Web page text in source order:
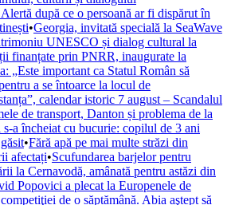
după ce o persoană ar fi dispărut în
•Georgia, invitată specială la SeaWave
UNESCO și dialog cultural la
finanțate prin PNRR, inaugurate la
„Este important ca Statul Român să
a se întoarce la locul de
calendar istoric 7 august – Scandalul
de transport, Danton și problema de la
s-a încheiat cu bucurie: copilul de 3 ani
•Fără apă pe mai multe străzi din
afectați•Scufundarea barjelor pentru
la Cernavodă, amânată pentru astăzi din
Popovici a plecat la Europenele de
de o săptămână. Abia aştept să